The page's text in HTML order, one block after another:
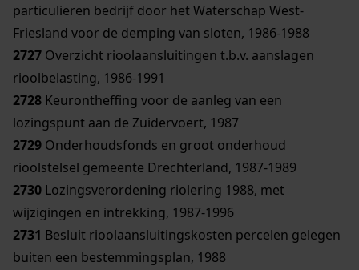
particulieren bedrijf door het Waterschap West-
Friesland voor de demping van sloten, 1986-1988
2727 Overzicht rioolaansluitingen t.b.v. aanslagen
rioolbelasting, 1986-1991
2728 Keurontheffing voor de aanleg van een
lozingspunt aan de Zuidervoert, 1987
2729 Onderhoudsfonds en groot onderhoud
rioolstelsel gemeente Drechterland, 1987-1989
2730 Lozingsverordening riolering 1988, met
wijzigingen en intrekking, 1987-1996
2731 Besluit rioolaansluitingskosten percelen gelegen
buiten een bestemmingsplan, 1988